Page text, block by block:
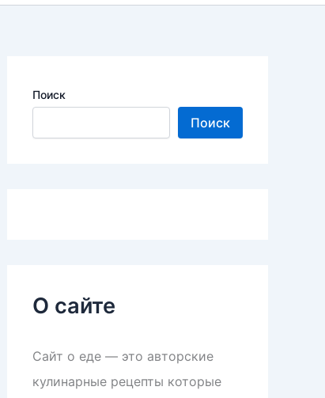
Поиск
Поиск
О сайте
Сайт о еде — это авторские
кулинарные рецепты которые